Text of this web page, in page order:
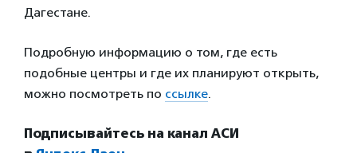
Дагестане.
Подробную информацию о том, где есть
подобные центры и где их планируют открыть,
можно посмотреть по ссылке.
Подписывайтесь на канал АСИ